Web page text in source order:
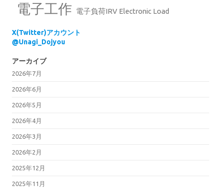
電子工作 電子負荷IRV Electronic Load
X(Twitter)アカウント
@Unagi_Dojyou
アーカイブ
2026年7月
2026年6月
2026年5月
2026年4月
2026年3月
2026年2月
2025年12月
2025年11月